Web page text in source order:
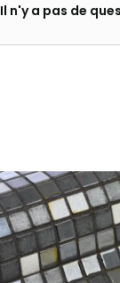
Il n'y a pas de